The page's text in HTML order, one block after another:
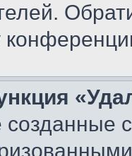
созданные